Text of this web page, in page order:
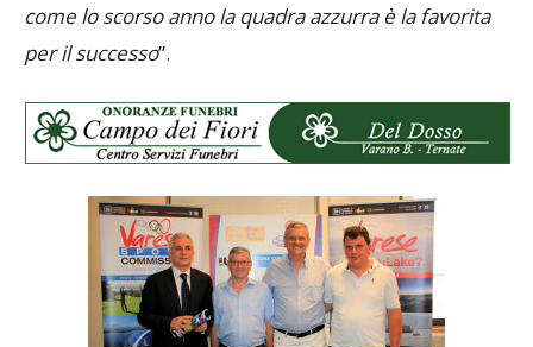
come lo scorso anno la quadra azzurra è la favorita
per il successo”.